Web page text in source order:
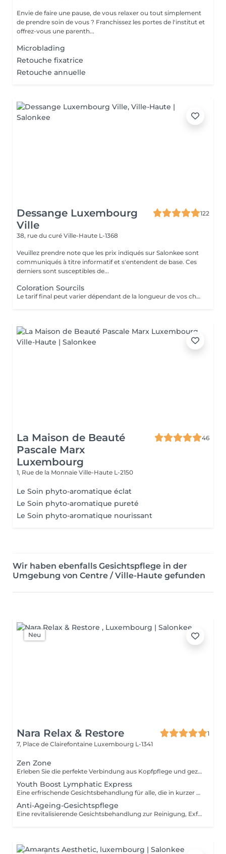
Envie de faire une pause, de vous relaxer ou tout simplement
de prendre soin de vous ? Franchissez les portes de l'institut et
offrez-vous une parenth...
Microblading
Retouche fixatrice
Retouche annuelle
Dessange Luxembourg
Ville
122
38, rue du curé Ville-Haute L-1368
Veuillez prendre note que les prix indiqués sur Salonkee sont
communiqués à titre informatif et s'entendent de base. Ces
derniers sont susceptibles de...
Coloration Sourcils
Le tarif final peut varier dépendant de la longueur de vos cheveux ainsi que des soins et produits utilisés.
La Maison de Beauté
Pascale Marx
Luxembourg
46
1, Rue de la Monnaie Ville-Haute L-2150
Le Soin phyto-aromatique éclat
Le Soin phyto-aromatique pureté
Le Soin phyto-aromatique nourissant
Wir haben ebenfalls Gesichtspflege in der
Umgebung von Centre / Ville-Haute gefunden
Neu
Nara Relax & Restore
1
7, Place de Clairefontaine Luxembourg L-1341
Zen Zone
Erleben Sie die perfekte Verbindung aus Kopfpflege und gezielter Entspannung des Oberkörpers. Dieses Wohlfühlritual kombiniert ein 60-minütiges Head Spa mit einer 30-minütigen Office-Syndrom Rücken- & Schultermassage, um Verspannungen zu lösen, den Geist zur Ruhe kommen zu lassen und ein tiefes Gefühl der Entspannung zu fördern. Enthalten sind: Head Spa 60 Min. Office-Syndrom Rücken- & Schultermassage 30 Min.
Youth Boost Lymphatic Express
Eine erfrischende Gesichtsbehandlung für alle, die in kurzer Zeit sichtbare Ergebnisse erzielen möchten. Reinigung, Peeling und gezielte Pflege sorgen für ein frisches, strahlendes und gepflegtes Hautbild. Auf Wunsch kann eine sanfte lymphatische Gesichtsdrainage integriert werden.
Anti-Ageing-Gesichtspflege
Eine revitalisierende Gesichtsbehandlung zur Reinigung, Exfoliation und Pflege der Haut. Hochwertige Pflegeprodukte werden mit entspannenden Gesichtsmassagetechniken kombiniert, um der Haut ein frisches, gepflegtes und strahlendes Erscheinungsbild zu verleihen.